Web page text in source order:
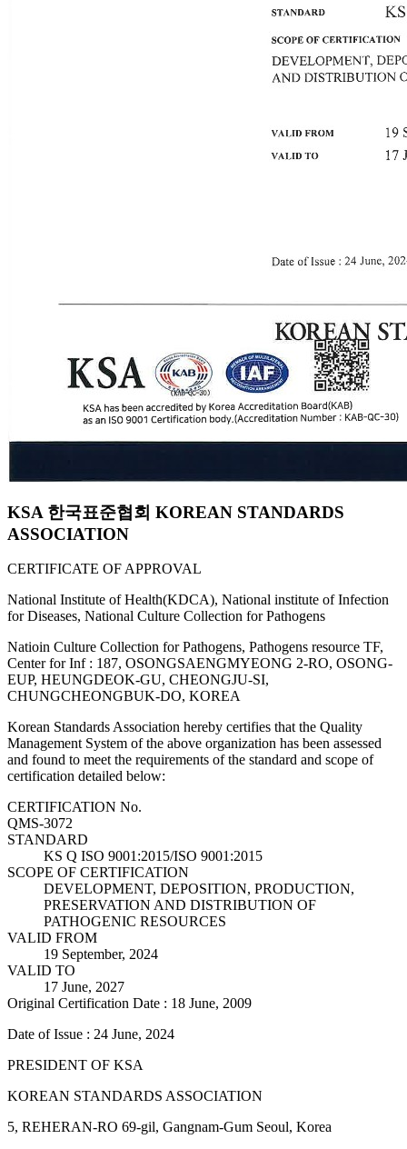
KSA 한국표준협회 KOREAN STANDARDS
ASSOCIATION
CERTIFICATE OF APPROVAL
National Institute of Health(KDCA), National institute of Infection
for Diseases, National Culture Collection for Pathogens
Natioin Culture Collection for Pathogens, Pathogens resource TF,
Center for Inf : 187, OSONGSAENGMYEONG 2-RO, OSONG-
EUP, HEUNGDEOK-GU, CHEONGJU-SI,
CHUNGCHEONGBUK-DO, KOREA
Korean Standards Association hereby certifies that the Quality
Management System of the above organization has been assessed
and found to meet the requirements of the standard and scope of
certification detailed below:
CERTIFICATION No.
QMS-3072
STANDARD
KS Q ISO 9001:2015/ISO 9001:2015
SCOPE OF CERTIFICATION
DEVELOPMENT, DEPOSITION, PRODUCTION,
PRESERVATION AND DISTRIBUTION OF
PATHOGENIC RESOURCES
VALID FROM
19 September, 2024
VALID TO
17 June, 2027
Original Certification Date : 18 June, 2009
Date of Issue : 24 June, 2024
PRESIDENT OF KSA
KOREAN STANDARDS ASSOCIATION
5, REHERAN-RO 69-gil, Gangnam-Gum Seoul, Korea